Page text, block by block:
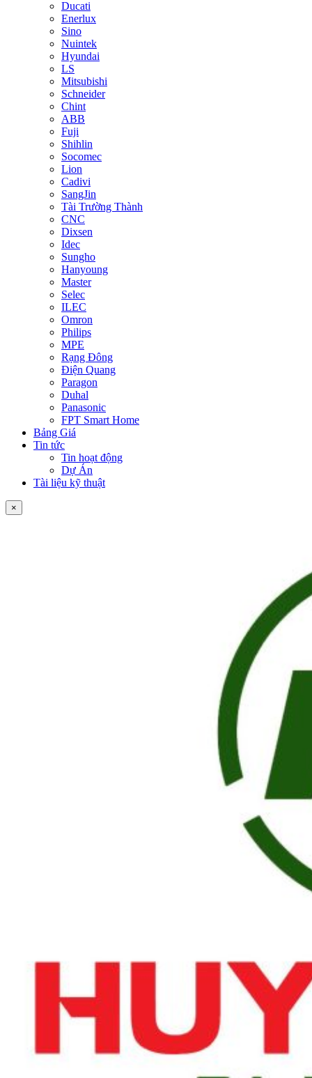
Ducati
Enerlux
Sino
Nuintek
Hyundai
LS
Mitsubishi
Schneider
Chint
ABB
Fuji
Shihlin
Socomec
Lion
Cadivi
SangJin
Tài Trường Thành
CNC
Dixsen
Idec
Sungho
Hanyoung
Master
Selec
ILEC
Omron
Philips
MPE
Rạng Đông
Điện Quang
Paragon
Duhal
Panasonic
FPT Smart Home
Bảng Giá
Tin tức
Tin hoạt động
Dự Án
Tài liệu kỹ thuật
×